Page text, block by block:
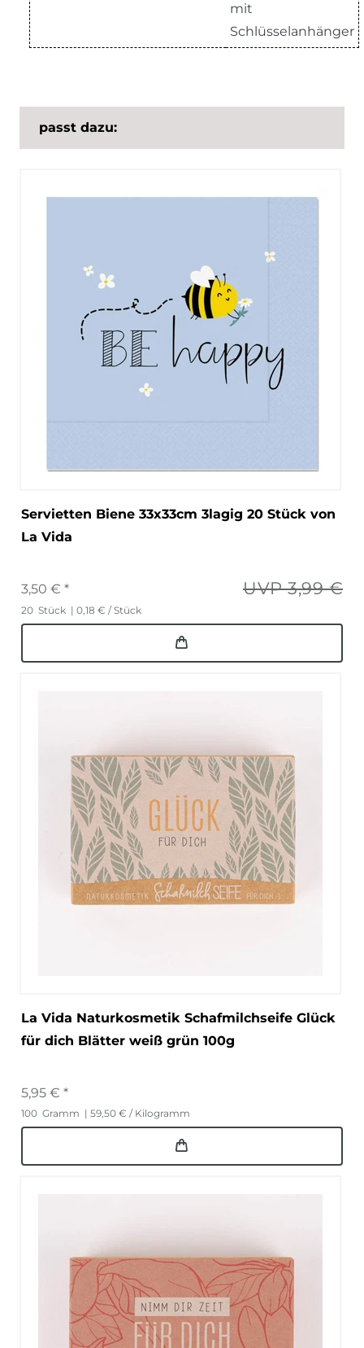
mit
Schlüsselanhänger
passt dazu:
Servietten Biene 33x33cm 3lagig 20 Stück von
La Vida
UVP 3,99 €
3,50 € *
20 Stück | 0,18 € / Stück
La Vida Naturkosmetik Schafmilchseife Glück
für dich Blätter weiß grün 100g
5,95 € *
100 Gramm | 59,50 € / Kilogramm